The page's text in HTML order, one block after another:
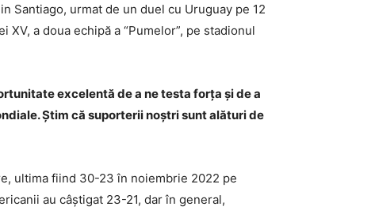
Santiago, urmat de un duel cu Uruguay pe 12
a doua echipă a “Pumelor”, pe stadionul
excelentă de a ne testa forța și de a
Știm că suporterii noștri sunt alături de
ultima fiind 30-23 în noiembrie 2022 pe
au câștigat 23-21, dar în general,